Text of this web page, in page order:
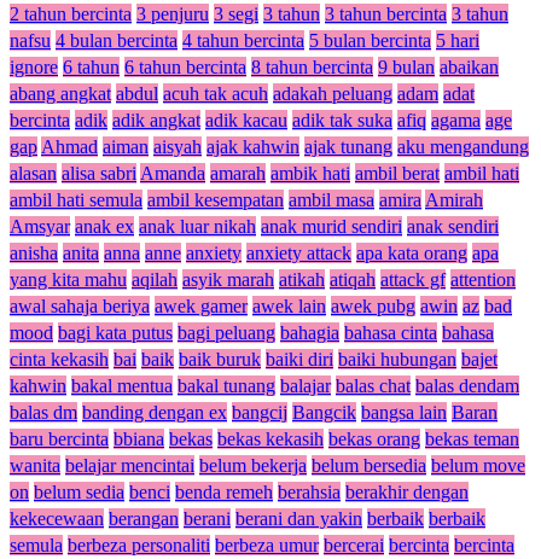
2 tahun bercinta 3 penjuru 3 segi 3 tahun 3 tahun bercinta 3 tahun
nafsu 4 bulan bercinta 4 tahun bercinta 5 bulan bercinta 5 hari
ignore 6 tahun 6 tahun bercinta 8 tahun bercinta 9 bulan abaikan
abang angkat abdul acuh tak acuh adakah peluang adam adat
bercinta adik adik angkat adik kacau adik tak suka afiq agama age
gap Ahmad aiman aisyah ajak kahwin ajak tunang aku mengandung
alasan alisa sabri Amanda amarah ambik hati ambil berat ambil hati
ambil hati semula ambil kesempatan ambil masa amira Amirah
Amsyar anak ex anak luar nikah anak murid sendiri anak sendiri
anisha anita anna anne anxiety anxiety attack apa kata orang apa
yang kita mahu aqilah asyik marah atikah atiqah attack gf attention
awal sahaja beriya awek gamer awek lain awek pubg awin az bad
mood bagi kata putus bagi peluang bahagia bahasa cinta bahasa
cinta kekasih bai baik baik buruk baiki diri baiki hubungan bajet
kahwin bakal mentua bakal tunang balajar balas chat balas dendam
balas dm banding dengan ex bangcij Bangcik bangsa lain Baran
baru bercinta bbiana bekas bekas kekasih bekas orang bekas teman
wanita belajar mencintai belum bekerja belum bersedia belum move
on belum sedia benci benda remeh berahsia berakhir dengan
kekecewaan berangan berani berani dan yakin berbaik berbaik
semula berbeza personaliti berbeza umur bercerai bercinta bercinta